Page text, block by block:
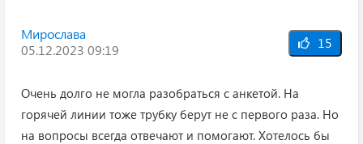
Мирослава
05.12.2023 09:19
15
Очень долго не могла разобраться с анкетой. На
горячей линии тоже трубку берут не с первого раза. Но
на вопросы всегда отвечают и помогают. Хотелось бы